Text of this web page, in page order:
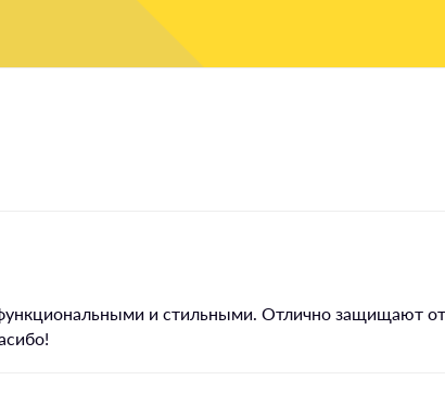
и стильными. Отлично защищают